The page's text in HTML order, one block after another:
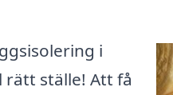
i
rätt ställe! Att få